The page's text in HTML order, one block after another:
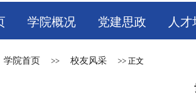
学院概况 党建思政 人才
学院首页 >> 校友风采 >> 正文